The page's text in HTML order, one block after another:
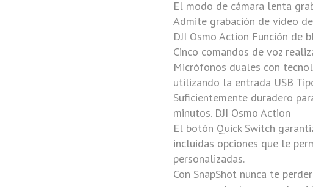
El modo de cámara lenta
Admite grabación de video
DJI Osmo Action Función de
Cinco comandos de voz
Micrófonos duales con
utilizando la entrada USB
Suficientemente duradero
minutos. DJI Osmo Action
El botón Quick Switch
incluidas opciones que le
personalizadas.
Con SnapShot nunca te